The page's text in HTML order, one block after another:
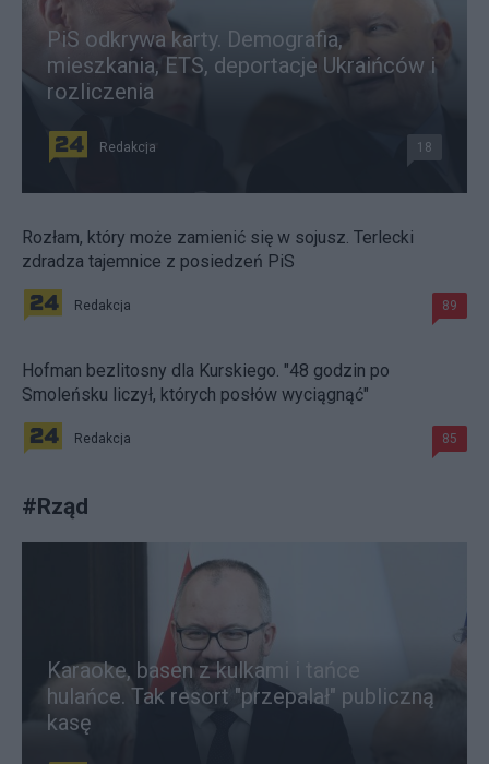
PiS odkrywa karty. Demografia,
mieszkania, ETS, deportacje Ukraińców i
rozliczenia
Redakcja 18
Rozłam, który może zamienić się w sojusz. Terlecki
zdradza tajemnice z posiedzeń PiS
Redakcja 89
Hofman bezlitosny dla Kurskiego. "48 godzin po
Smoleńsku liczył, których posłów wyciągnąć"
Redakcja 85
#Rząd
Karaoke, basen z kulkami i tańce
hulańce. Tak resort "przepalał" publiczną
kasę